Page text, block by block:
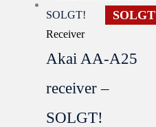
SOLGT
Receiver
Akai AA-A25
receiver –
SOLGT!